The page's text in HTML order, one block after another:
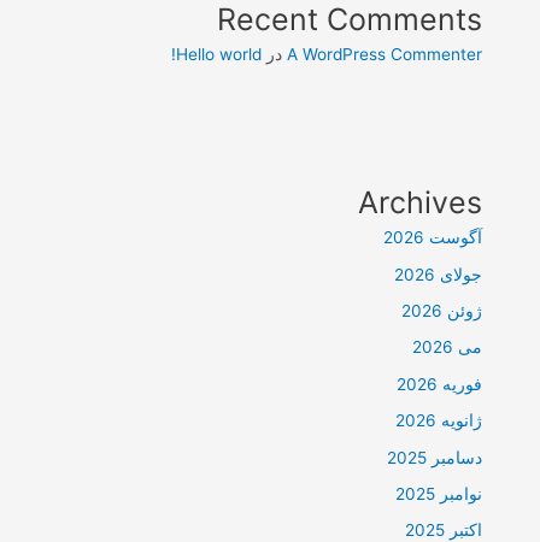
Recent Comments
A WordPress Commenter درHello world!
Archives
آگوست 2026
جولای 2026
ژوئن 2026
می 2026
فوریه 2026
ژانویه 2026
دسامبر 2025
نوامبر 2025
اکتبر 2025